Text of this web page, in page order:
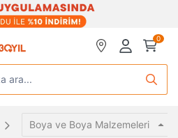
0
ara...
Boya ve Boya Malzemeleri